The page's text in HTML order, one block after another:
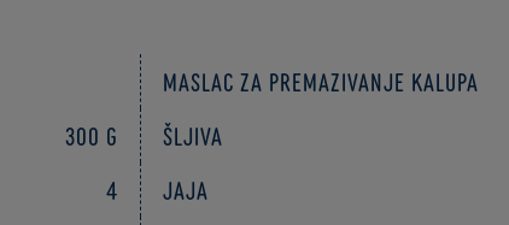
Maslac za premazivanje kalupa
300 g
šljiva
4
jaja